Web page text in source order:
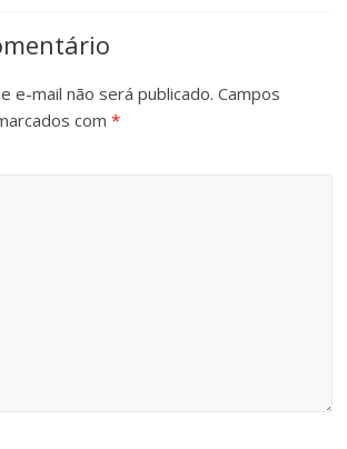
e-mail não será publicado. Campos
com*